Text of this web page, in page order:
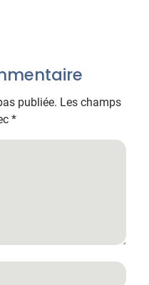
publiée. Les champs
*